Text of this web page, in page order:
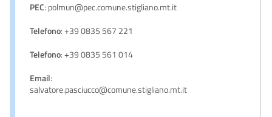
PEC: polmun@pec.comune.stigliano.mt.it
Telefono: +39 0835 567 221
Telefono: +39 0835 561 014
Email:
salvatore.pasciucco@comune.stigliano.mt.it